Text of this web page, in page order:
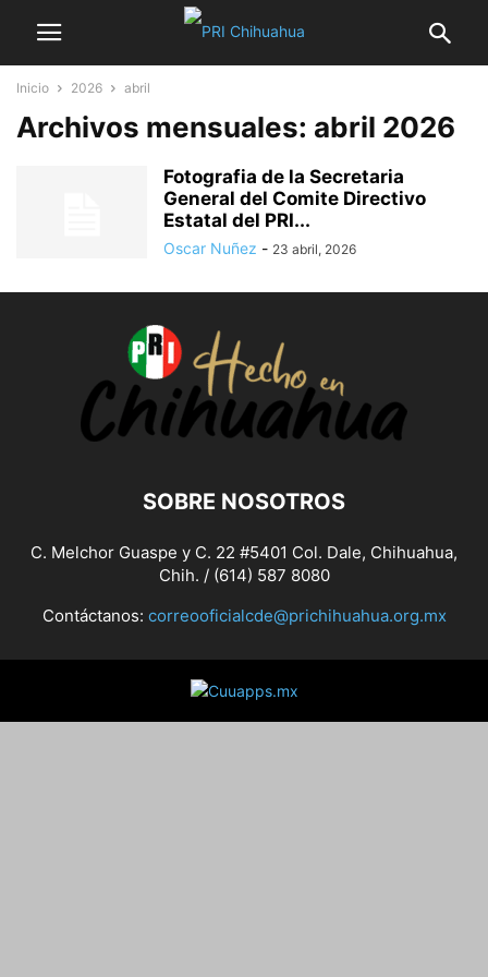
Inicio 2026 abril
Archivos mensuales: abril 2026
Fotografia de la Secretaria
General del Comite Directivo
Estatal del PRI...
Oscar Nuñez - 23 abril, 2026
SOBRE NOSOTROS
C. Melchor Guaspe y C. 22 #5401 Col. Dale, Chihuahua,
Chih. / (614) 587 8080
Contáctanos: correooficialcde@prichihuahua.org.mx